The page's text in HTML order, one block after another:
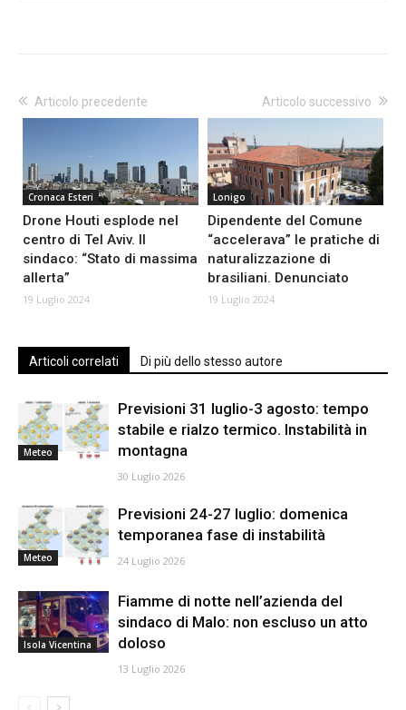
Articolo precedente
Cronaca Esteri
Drone Houti esplode nel
centro di Tel Aviv. Il
sindaco: “Stato di massima
allerta”
19 Luglio 2024
Articolo successivo
Lonigo
Dipendente del Comune
“accelerava” le pratiche di
naturalizzazione di
brasiliani. Denunciato
19 Luglio 2024
Articoli correlati Di più dello stesso autore
Meteo
Previsioni 31 luglio-3 agosto: tempo
stabile e rialzo termico. Instabilità in
montagna
30 Luglio 2026
Meteo
Previsioni 24-27 luglio: domenica
temporanea fase di instabilità
24 Luglio 2026
Isola Vicentina
Fiamme di notte nell’azienda del
sindaco di Malo: non escluso un atto
doloso
13 Luglio 2026